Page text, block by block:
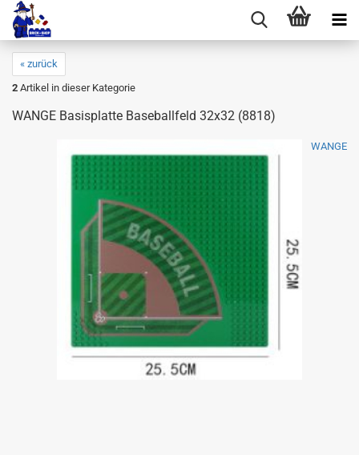
« zurück
2 Artikel in dieser Kategorie
WANGE Basisplatte Baseballfeld 32x32 (8818)
WANGE